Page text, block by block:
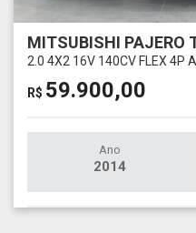
MITSUBISHI PAJERO
2.0 4X2 16V 140CV FLEX 4P
R$ 59.900,00
Ano
2014